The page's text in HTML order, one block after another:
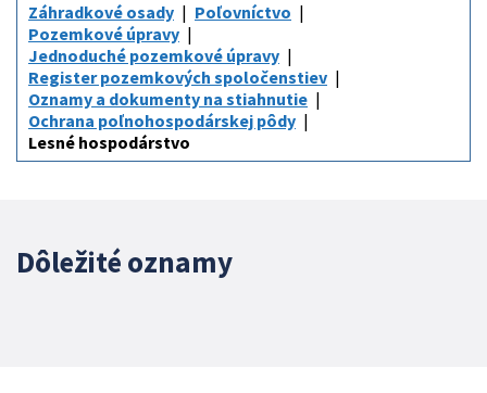
Záhradkové osady
Poľovníctvo
Pozemkové úpravy
Jednoduché pozemkové úpravy
Register pozemkových spoločenstiev
Oznamy a dokumenty na stiahnutie
Ochrana poľnohospodárskej pôdy
Lesné hospodárstvo
Dôležité oznamy